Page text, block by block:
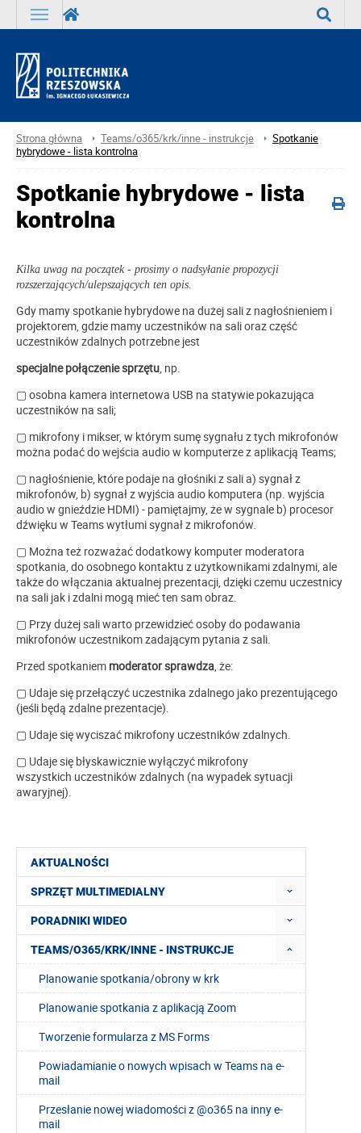
Strona główna Teams/o365/krk/inne - instrukcje
Spotkanie
hybrydowe - lista kontrolna
AKTUALNOŚCI
SPRZĘT MULTIMEDIALNY
PORADNIKI WIDEO
TEAMS/O365/KRK/INNE - INSTRUKCJE
Planowanie spotkania/obrony w krk
Planowanie spotkania z aplikacją Zoom
Tworzenie formularza z MS Forms
Powiadamianie o nowych wpisach w Teams na e-
mail
Przesłanie nowej wiadomości z @o365 na inny e-
mail
Spotkanie hybrydowe - lista
kontrolna
Kilka uwag na początek - prosimy o nadsyłanie propozycji
rozszerzających/ulepszających ten opis.
Gdy mamy spotkanie hybrydowe na dużej sali z nagłośnieniem i
projektorem, gdzie mamy uczestników na sali oraz część
uczestników zdalnych potrzebne jest
specjalne połączenie sprzętu, np.
▢ osobna kamera internetowa USB na statywie pokazująca
uczestników na sali;
▢ mikrofony i mikser, w którym sumę sygnału z tych mikrofonów
można podać do wejścia audio w komputerze z aplikacją Teams;
▢ nagłośnienie, które podaje na głośniki z sali a) sygnał z
mikrofonów, b) sygnał z wyjścia audio komputera (np. wyjścia
audio w gnieździe HDMI) - pamiętajmy, że w sygnale b) procesor
dźwięku w Teams wytłumi sygnał z mikrofonów.
▢ Można też rozważać dodatkowy komputer moderatora
spotkania, do osobnego kontaktu z użytkownikami zdalnymi, ale
także do włączania aktualnej prezentacji, dzięki czemu uczestnicy
na sali jak i zdalni mogą mieć ten sam obraz.
▢ Przy dużej sali warto przewidzieć osoby do podawania
mikrofonów uczestnikom zadającym pytania z sali.
Przed spotkaniem moderator sprawdza, że:
▢ Udaje się przełączyć uczestnika zdalnego jako prezentującego
(jeśli będą zdalne prezentacje).
▢ Udaje się wyciszać mikrofony uczestników zdalnych.
▢ Udaje się błyskawicznie wyłączyć mikrofony
wszystkich uczestników zdalnych (na wypadek sytuacji
awaryjnej).